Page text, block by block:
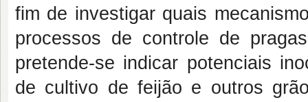
fim de investigar quais
processos de controle de
pretende-se indicar potenciais
de cultivo de feijão e outros